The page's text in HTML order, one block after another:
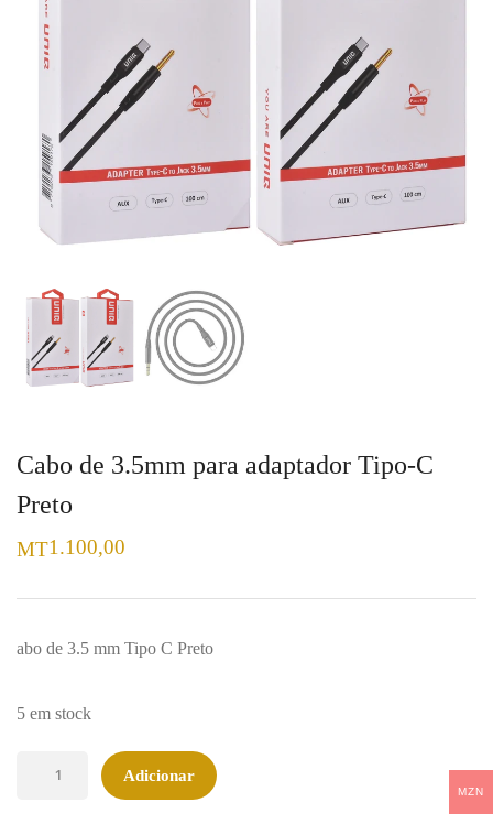
Cabo de 3.5mm para adaptador Tipo-C
Preto
MT1.100,00
abo de 3.5 mm Tipo C Preto
5 em stock
Adicionar
MZN